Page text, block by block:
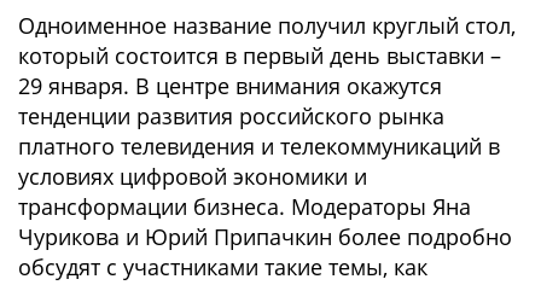
Одноименное название получил круглый стол,
который состоится в первый день выставки –
29 января. В центре внимания окажутся
тенденции развития российского рынка
платного телевидения и телекоммуникаций в
условиях цифровой экономики и
трансформации бизнеса. Модераторы Яна
Чурикова и Юрий Припачкин более подробно
обсудят с участниками такие темы, как